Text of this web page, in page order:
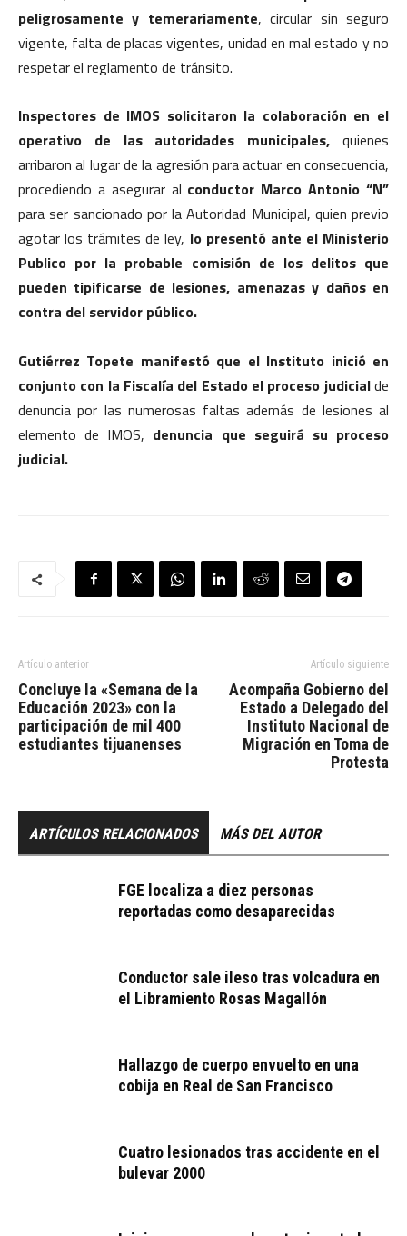
peligrosamente y temerariamente, circular sin seguro
vigente, falta de placas vigentes, unidad en mal estado y no
respetar el reglamento de tránsito.
Inspectores de IMOS solicitaron la colaboración en el
operativo de las autoridades municipales, quienes
arribaron al lugar de la agresión para actuar en consecuencia,
procediendo a asegurar al conductor Marco Antonio “N”
para ser sancionado por la Autoridad Municipal, quien previo
agotar los trámites de ley, lo presentó ante el Ministerio
Publico por la probable comisión de los delitos que
pueden tipificarse de lesiones, amenazas y daños en
contra del servidor público.
Gutiérrez Topete manifestó que el Instituto inició en
conjunto con la Fiscalía del Estado el proceso judicialde
denuncia por las numerosas faltas además de lesiones al
elemento de IMOS, denuncia que seguirá su proceso
judicial.
Artículo anterior
Concluye la «Semana de la
Educación 2023» con la
participación de mil 400
estudiantes tijuanenses
Artículo siguiente
Acompaña Gobierno del
Estado a Delegado del
Instituto Nacional de
Migración en Toma de
Protesta
ARTÍCULOS RELACIONADOS MÁS DEL AUTOR
FGE localiza a diez personas
reportadas como desaparecidas
Conductor sale ileso tras volcadura en
el Libramiento Rosas Magallón
Hallazgo de cuerpo envuelto en una
cobija en Real de San Francisco
Cuatro lesionados tras accidente en el
bulevar 2000